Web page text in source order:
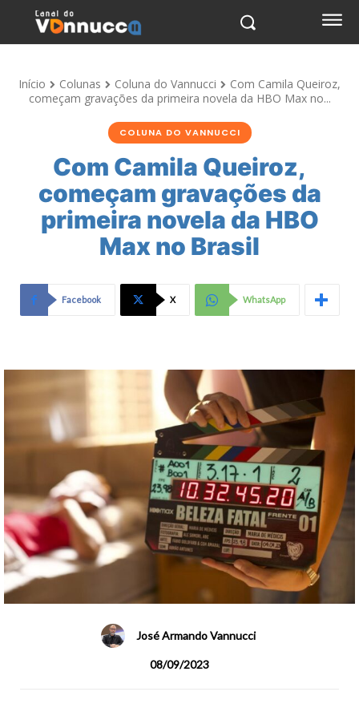
Início Colunas Coluna do Vannucci
Com Camila Queiroz,
começam gravações da primeira novela da HBO Max no...
COLUNA DO VANNUCCI
Com Camila Queiroz,
começam gravações da
primeira novela da HBO
Max no Brasil
Facebook X WhatsApp
José Armando Vannucci
08/09/2023